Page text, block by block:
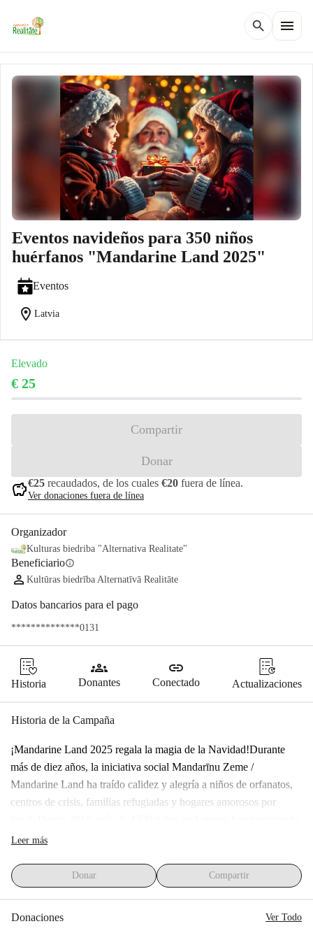
search menu
Eventos navideños para 350 niños
huérfanos "Mandarine Land 2025"
Eventos
location_on Latvia
Elevado
€ 25
Compartir
Donar
savings€25 recaudados, de los cuales €20 fuera de línea.
Ver donaciones fuera de línea
Organizador
Kulturas biedriba "Alternativa Realitate"
Beneficiarioinfo
Kultūras biedrība Alternatīvā Realitāte
Datos bancarios para el pago
**************0131
Historia
groups
Donantes
link
Conectado Actualizaciones
Historia de la Campaña
¡Mandarine Land 2025 regala la magia de la Navidad!Durante
más de diez años, la iniciativa social Mandarīnu Zeme /
Mandarine Land ha traído calidez y alegría a niños de orfanatos,
centros de crisis, familias refugiadas y hogares amorosos por
en estos eventos anuales.Cada diciembre, nuestros voluntarios
una historia de bondad, valentía y amistad. A través del teatro,
misiones y talleres creativos, aprenden el verdadero significado
tuyo, más de 350 niños experimentaron este milagro de forma
Leer más
Donar Compartir
Donaciones Ver Todo